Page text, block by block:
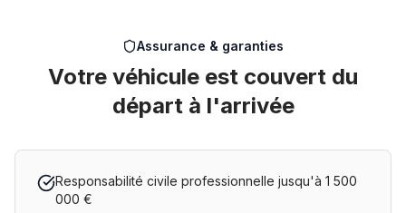
Assurance & garanties
Votre véhicule est couvert du
départ à l'arrivée
Responsabilité civile professionnelle jusqu'à 1 500
000 €